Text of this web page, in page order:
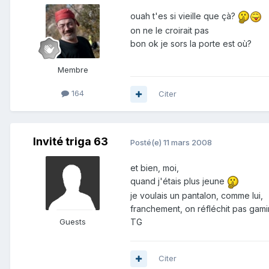
Membre
164
ouah t'es si vieille que çà?
on ne le croirait pas
bon ok je sors la porte est où?
Citer
Invité triga 63
Guests
Posté(e) 11 mars 2008
et bien, moi,
quand j'étais plus jeune
je voulais un pantalon, comme lui,
franchement, on réfléchit pas
TG
Citer